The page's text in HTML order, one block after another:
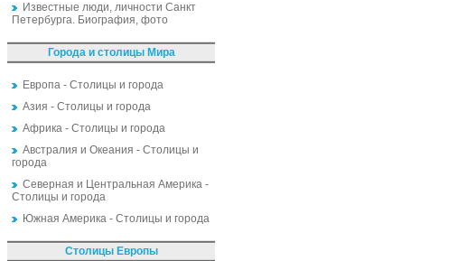
Известные люди, личности Санкт
Петербурга. Биография, фото
Города и столицы Мира
Европа - Столицы и города
Азия - Столицы и города
Африка - Столицы и города
Австралия и Океания - Столицы и
города
Северная и Центральная Америка -
Столицы и города
Южная Америка - Столицы и города
Столицы Европы